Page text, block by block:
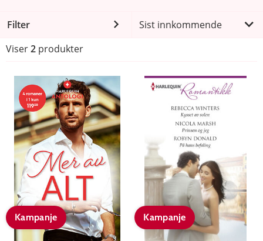
Filter
Sist innkommende
Viser2 produkter
Kampanje Kampanje